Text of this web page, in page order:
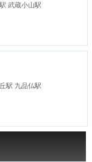
武蔵小山駅
駅 九品仏駅